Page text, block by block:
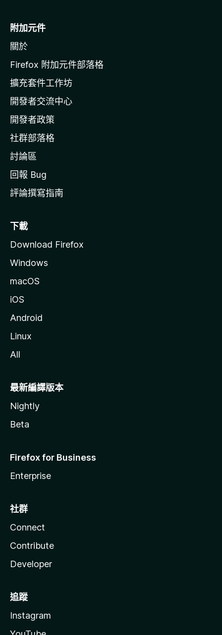
o
i
l
a
官
網
附加元件
關於
Firefox 附加元件部落格
擴充套件工作坊
開發者交流中心
開發者政策
社群部落格
討論區
回報 Bug
評論撰寫指南
下載
Download Firefox
Windows
macOS
iOS
Android
Linux
All
最新編譯版本
Nightly
Beta
Firefox for Business
Enterprise
社群
Connect
Contribute
Developer
追蹤
Instagram